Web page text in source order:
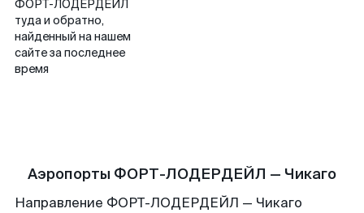
ФОРТ-ЛОДЕРДЕЙЛ
туда и обратно,
найденный на нашем
сайте за последнее
время
Аэропорты ФОРТ-ЛОДЕРДЕЙЛ — Чикаго
Направление ФОРТ-ЛОДЕРДЕЙЛ — Чикаго